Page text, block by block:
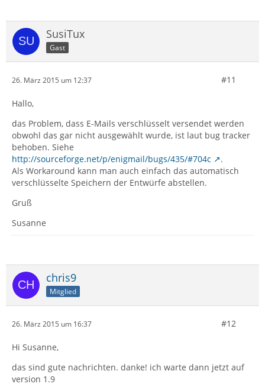
SusiTux
Gast
26. März 2015 um 12:37 #11
Hallo,
das Problem, dass E-Mails verschlüsselt versendet werden
obwohl das gar nicht ausgewählt wurde, ist laut bug tracker
behoben. Siehe
http://sourceforge.net/p/enigmail/bugs/435/#704c
.
Als Workaround kann man auch einfach das automatisch
verschlüsselte Speichern der Entwürfe abstellen.
Gruß
Susanne
chris9
Mitglied
26. März 2015 um 16:37 #12
Hi Susanne,
das sind gute nachrichten. danke! ich warte dann jetzt auf
version 1.9